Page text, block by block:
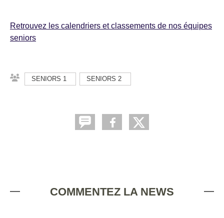
Retrouvez les calendriers et classements de nos équipes
seniors
SENIORS 1 SENIORS 2
COMMENTEZ LA NEWS